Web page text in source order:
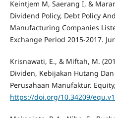
Keintjem M, Saerang I, &
Dividend Policy, Debt Policy
Manufacturing Companies
Exchange Period 2015-2017.
Krisnawati, E., & Miftah, M.
Dividen, Kebijakan Hutang
Perusahaan Manufaktur.
https://doi.org/10.34209/